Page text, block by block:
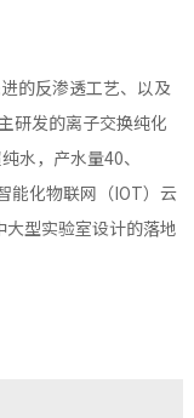
的反渗透工艺、以及
研发的离子交换纯化
水，产水量40、
能化物联网（IOT）云
型实验室设计的落地